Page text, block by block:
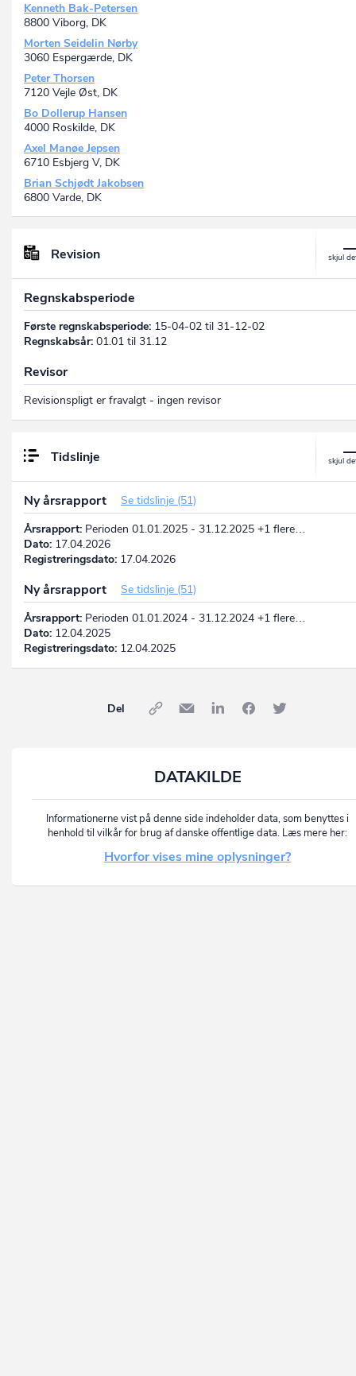
Kenneth Bak-Petersen
8800 Viborg, DK
Morten Seidelin Nørby
3060 Espergærde, DK
Peter Thorsen
7120 Vejle Øst, DK
Bo Dollerup Hansen
4000 Roskilde, DK
Axel Manøe Jepsen
6710 Esbjerg V, DK
Brian Schjødt Jakobsen
6800 Varde, DK
Revision
Regnskabsperiode
Første regnskabsperiode: 15-04-02 til 31-12-02
Regnskabsår: 01.01 til 31.12
Revisor
Revisionspligt er fravalgt - ingen revisor
Tidslinje
Ny årsrapport
Se tidslinje (51)
Årsrapport: Perioden 01.01.2025 - 31.12.2025 +1 flere…
Dato: 17.04.2026
Registreringsdato: 17.04.2026
Ny årsrapport
Se tidslinje (51)
Årsrapport: Perioden 01.01.2024 - 31.12.2024 +1 flere…
Dato: 12.04.2025
Registreringsdato: 12.04.2025
Del
DATAKILDE
Informationerne vist på denne side indeholder data, som benyttes i
henhold til vilkår for brug af danske offentlige data. Læs mere her:
Hvorfor vises mine oplysninger?